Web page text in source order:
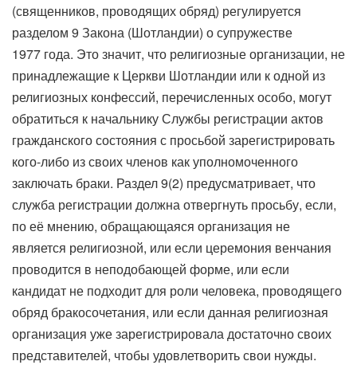
(священников, проводящих обряд) регулируется
разделом 9 Закона (Шотландии) о супружестве
1977 года. Это значит, что религиозные организации, не
принадлежащие к Церкви Шотландии или к одной из
религиозных конфессий, перечисленных особо, могут
обратиться к начальнику Службы регистрации актов
гражданского состояния с просьбой зарегистрировать
кого-либо из своих членов как уполномоченного
заключать браки. Раздел 9(2) предусматривает, что
служба регистрации должна отвергнуть просьбу, если,
по её мнению, обращающаяся организация не
является религиозной, или если церемония венчания
проводится в неподобающей форме, или если
кандидат не подходит для роли человека, проводящего
обряд бракосочетания, или если данная религиозная
организация уже зарегистрировала достаточно своих
представителей, чтобы удовлетворить свои нужды.